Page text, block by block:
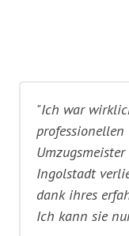
"Ich war
Ingolstadt
dank ihres
Ich kann sie